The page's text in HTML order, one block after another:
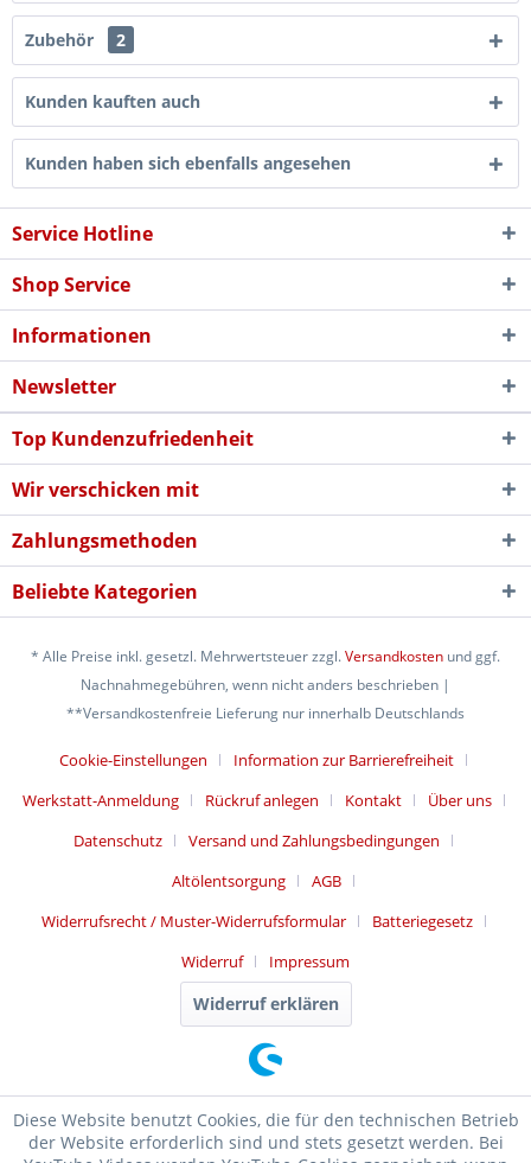
Zubehör 2
Kunden kauften auch
Kunden haben sich ebenfalls angesehen
Service Hotline
Shop Service
Informationen
Newsletter
Top Kundenzufriedenheit
Wir verschicken mit
Zahlungsmethoden
Beliebte Kategorien
* Alle Preise inkl. gesetzl. Mehrwertsteuer zzgl.Versandkosten und ggf.
Nachnahmegebühren, wenn nicht anders beschrieben |
**Versandkostenfreie Lieferung nur innerhalb Deutschlands
Cookie-Einstellungen
Information zur Barrierefreiheit
Werkstatt-Anmeldung
Rückruf anlegen Kontakt
Über uns
Datenschutz
Versand und Zahlungsbedingungen
Altölentsorgung
AGB
Widerrufsrecht / Muster-Widerrufsformular
Batteriegesetz
Widerruf
Impressum
Widerruf erklären
Diese Website benutzt Cookies, die für den technischen Betrieb
der Website erforderlich sind und stets gesetzt werden. Bei